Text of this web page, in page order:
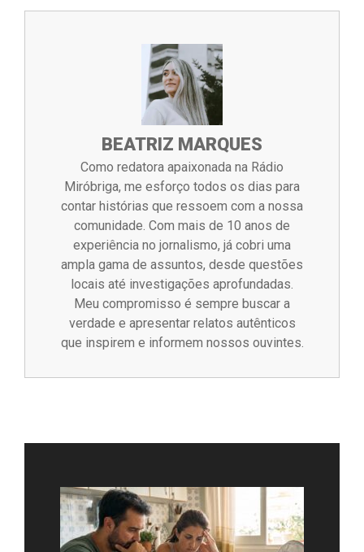
BEATRIZ MARQUES
Como redatora apaixonada na Rádio
Miróbriga, me esforço todos os dias para
contar histórias que ressoem com a nossa
comunidade. Com mais de 10 anos de
experiência no jornalismo, já cobri uma
ampla gama de assuntos, desde questões
locais até investigações aprofundadas.
Meu compromisso é sempre buscar a
verdade e apresentar relatos autênticos
que inspirem e informem nossos ouvintes.